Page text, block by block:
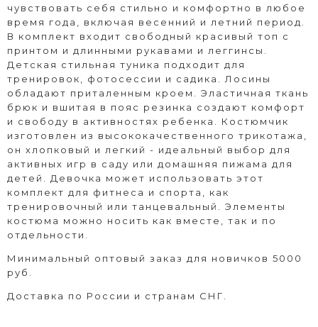
чувствовать себя стильно и комфортно в любое
время года, включая весенний и летний период.
В комплект входит свободный красивый топ с
принтом и длинными рукавами и леггинсы.
Детская стильная туника подходит для
тренировок, фотосессии и садика. Лосины
обладают приталенным кроем. Эластичная ткань
брюк и вшитая в пояс резинка создают комфорт
и свободу в активностях ребенка. Костюмчик
изготовлен из высококачественного трикотажа,
он хлопковый и легкий - идеальный выбор для
активных игр в саду или домашняя пижама для
детей. Девочка может использовать этот
комплект для фитнеса и спорта, как
тренировочный или танцевальный. Элементы
костюма можно носить как вместе, так и по
отдельности.
Минимальный оптовый заказ для новичков 5000
руб.
Доставка по России и странам СНГ.